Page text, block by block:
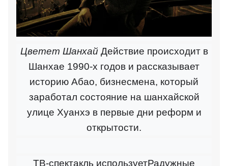
Цветет Шанхай Действие происходит в
Шанхае 1990-х годов и рассказывает
историю Абао, бизнесмена, который
заработал состояние на шанхайской
улице Хуанхэ в первые дни реформ и
открытости.
ТВ-спектакль используетРадужные